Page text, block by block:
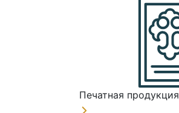
Печатная продукция